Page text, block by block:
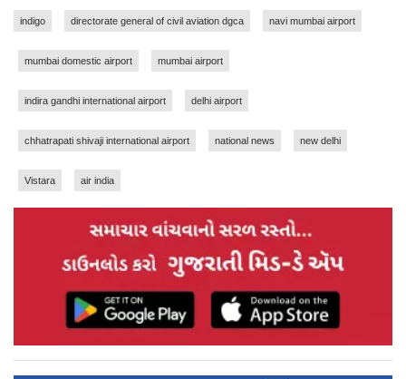
indigo directorate general of civil aviation dgca navi mumbai airport
mumbai domestic airport mumbai airport
indira gandhi international airport delhi airport
chhatrapati shivaji international airport national news new delhi
Vistara air india